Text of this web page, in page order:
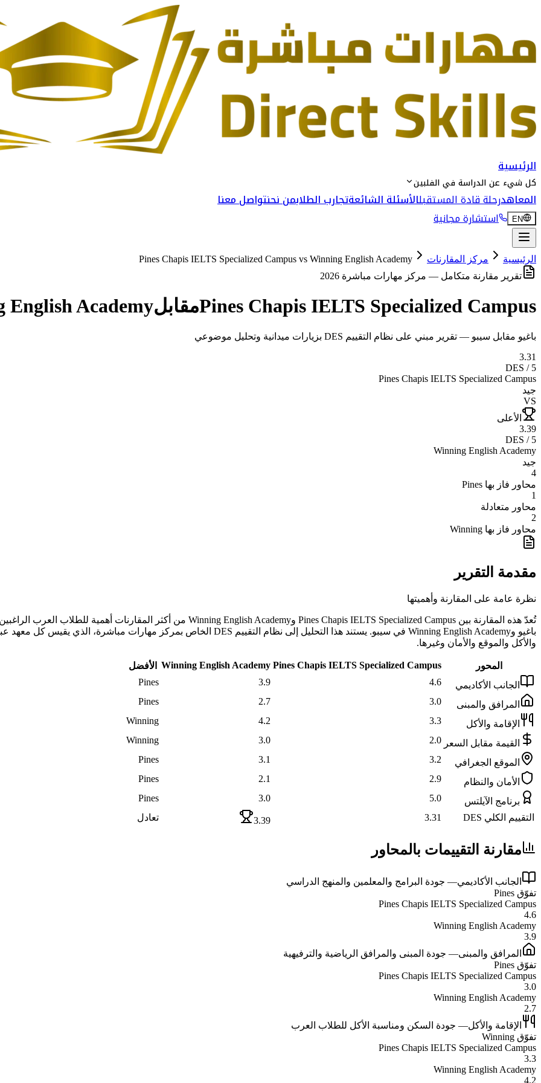
الرئيسية
كل شيء عن الدراسة في الفلبين
المعاهدرحلة قادة المستقبلالأسئلة الشائعةتجارب الطلابمن نحنتواصل معنا
EN استشارة مجانية
الرئيسية مركز المقارنات Pines Chapis IELTS Specialized Campus vs Winning English Academy
تقرير مقارنة متكامل — مركز مهارات مباشرة 2026
Pines Chapis IELTS Specialized CampusمقابلEnglish Academy
باغيو مقابل سيبو — تقرير مبني على نظام التقييم DES بزيارات ميدانية وتحليل موضوعي
3.31
DES / 5
Pines Chapis IELTS Specialized Campus
جيد
VS
الأعلى
3.39
DES / 5
Winning English Academy
جيد
4
محاور فاز بها Pines
1
محاور متعادلة
2
محاور فاز بها Winning
مقدمة التقرير
نظرة عامة على المقارنة وأهميتها
والأكل والموقع والأمان وغيرها.
المحور Pines Chapis IELTS Specialized Campus
Winning English Academy
الأفضل
الجانب الأكاديمي
4.6
3.9
Pines
المرافق والمبنى 3.0
2.7
Pines
الإقامة والأكل 3.3
4.2
Winning
القيمة مقابل السعر 2.0
3.0
Winning
الموقع الجغرافي 3.2
3.1
Pines
الأمان والنظام 2.9
2.1
Pines
برنامج الآيلتس 5.0
3.0
Pines
التقييم الكلي DES
3.31
3.39 تعادل
مقارنة التقييمات بالمحاور
الجانب الأكاديمي— جودة البرامج والمعلمين والمنهج الدراسي
تفوّق Pines
Pines Chapis IELTS Specialized Campus
4.6
Winning English Academy
3.9
المرافق والمبنى— جودة المبنى والمرافق الرياضية والترفيهية
تفوّق Pines
Pines Chapis IELTS Specialized Campus
3.0
Winning English Academy
2.7
الإقامة والأكل— جودة السكن ومناسبة الأكل للطلاب العرب
تفوّق Winning
Pines Chapis IELTS Specialized Campus
3.3
Winning English Academy
4.2